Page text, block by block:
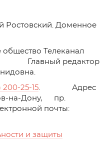
Ростовский. Доменное
Телеканал
Главный редактор
200-25-15. Адрес
на-Дону, пр.
почты:
и защиты